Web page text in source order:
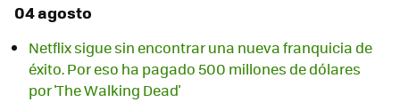
04 agosto
Netflix sigue sin encontrar una nueva franquicia de
éxito. Por eso ha pagado 500 millones de dólares
por 'The Walking Dead'